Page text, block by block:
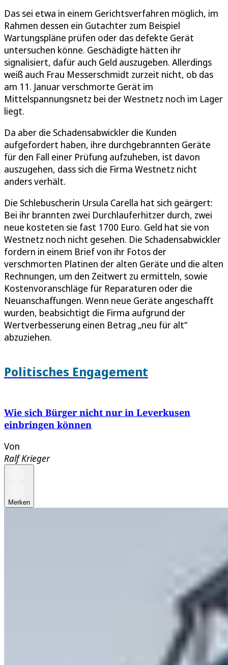
Das sei etwa in einem Gerichtsverfahren möglich, im
Rahmen dessen ein Gutachter zum Beispiel
Wartungspläne prüfen oder das defekte Gerät
untersuchen könne. Geschädigte hätten ihr
signalisiert, dafür auch Geld auszugeben. Allerdings
weiß auch Frau Messerschmidt zurzeit nicht, ob das
am 11. Januar verschmorte Gerät im
Mittelspannungsnetz bei der Westnetz noch im Lager
liegt.
Da aber die Schadensabwickler die Kunden
aufgefordert haben, ihre durchgebrannten Geräte
für den Fall einer Prüfung aufzuheben, ist davon
auszugehen, dass sich die Firma Westnetz nicht
anders verhält.
Die Schlebuscherin Ursula Carella hat sich geärgert:
Bei ihr brannten zwei Durchlauferhitzer durch, zwei
neue kosteten sie fast 1700 Euro. Geld hat sie von
Westnetz noch nicht gesehen. Die Schadensabwickler
fordern in einem Brief von ihr Fotos der
verschmorten Platinen der alten Geräte und die alten
Rechnungen, um den Zeitwert zu ermitteln, sowie
Kostenvoranschläge für Reparaturen oder die
Neuanschaffungen. Wenn neue Geräte angeschafft
wurden, beabsichtigt die Firma aufgrund der
Wertverbesserung einen Betrag „neu für alt“
abzuziehen.
Politisches Engagement
Wie sich Bürger nicht nur in Leverkusen
einbringen können
Von
Ralf Krieger
Merken